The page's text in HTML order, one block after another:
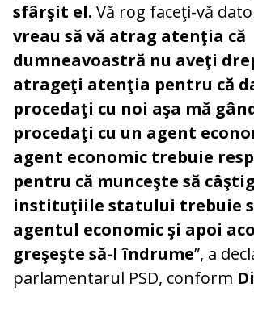
sfârşit el. Vă rog faceţi-vă
vreau să vă atrag atenţia că
dumneavoastră nu aveţi
atrageţi atenţia pentru că
procedaţi cu noi aşa mă
procedaţi cu un agent
agent economic trebuie
pentru că munceşte să
instituţiile statului trebuie
agentul economic şi apoi
greşeşte să-l îndrume”, a
parlamentarul PSD, conform